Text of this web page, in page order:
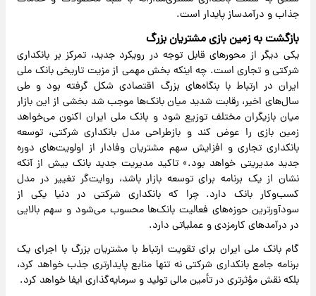
جذاب و درآمدساز پایدار است.
بازگشت به زمین بازی مشتریان بزرگ
یکی دیگر از محورهای قابل توجه در رویکرد جدید، تمرکز بر بانکداری
شرکتی و تجاری است. چه اینکه بخش مهمی از مزیت تاریخی بانک ملی
ایران در ارتباط با بنگاه‌های بزرگ اقتصادی شکل گرفته بود و طی
سال‌های اخیر، رقابت شدید میان بانک‌ها موجب شد بخشی از این بازار
میان بازیگران مختلف توزیع شود و بانک ملی ایران اکنون می‌خواهد
زمین بازی را عوض کند و بازطراحی مدل بانکداری شرکتی، توسعه
بانکداری تجاری و افزایش سهم مشتریان وفادار از اولویت‌های دوره
جدید مدیریتی خواهد بود.» تاکید مدیریت جدید بانک بیش از آنکه
نشان از یک برنامه برای توسعه بازار باشد، روایت‌گر تغییر در مدل
کسب‌وکار بانک دارد. چرا که بانکداری شرکتی در دنیا یکی از
سودآورترین حوزه‌های فعالیت بانک‌ها محسوب می‌شود و سهم بالایی
در درآمدهای کارمزدی و عملیاتی دارد.
گام بانک ملی ایران برای تقویت ارتباط با مشتریان بزرگ با اجرای یک
برنامه جامع بانکداری شرکتی نه تنها منابع پایدارتری جذب خواهد کرد،
بلکه نقش مؤثرتری در تأمین مالی تولید و سرمایه‌گذاری ایفا خواهد کرد.